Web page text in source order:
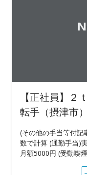
【正社員】２
転手（摂津市）
(その他の手当等付記
数で計算 (通勤手当)
月額5000円 (受動喫